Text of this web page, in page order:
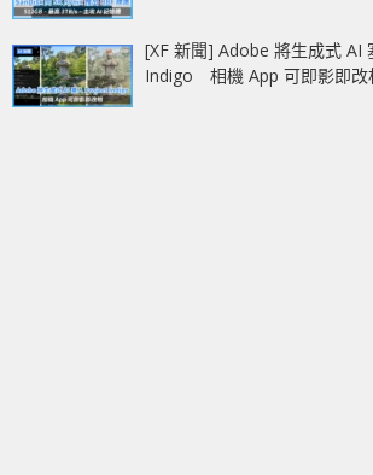
[XF 新聞] Adobe 將生成式 AI
Indigo 相機 App 可即影即改